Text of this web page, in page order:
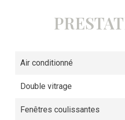
Air conditionné
Double vitrage
Fenêtres coulissantes